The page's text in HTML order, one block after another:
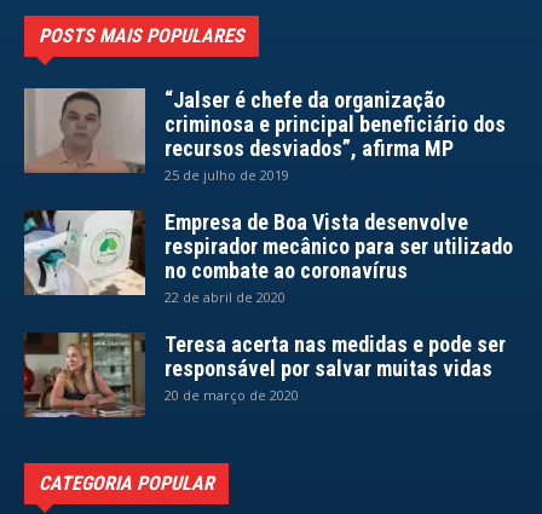
POSTS MAIS POPULARES
“Jalser é chefe da organização
criminosa e principal beneficiário dos
recursos desviados”, afirma MP
25 de julho de 2019
Empresa de Boa Vista desenvolve
respirador mecânico para ser utilizado
no combate ao coronavírus
22 de abril de 2020
Teresa acerta nas medidas e pode ser
responsável por salvar muitas vidas
20 de março de 2020
CATEGORIA POPULAR